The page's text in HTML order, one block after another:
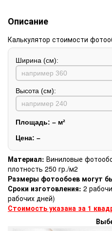
Описание
Калькулятор стоимости
Ширина (см):
Высота (см):
Площадь: – м²
Цена: –
Материал: Виниловые
плотность 250 гр./м2
Размеры фотообоев могут
Сроки изготовления: 2
рабочих дней)
Стоимость указана за 1